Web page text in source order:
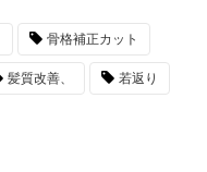
骨格補正カット
髪質改善、 若返り